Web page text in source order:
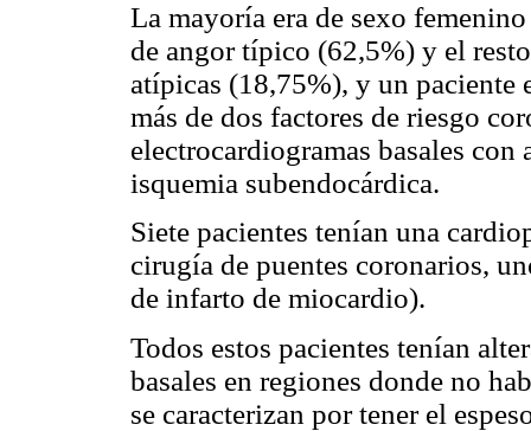
La mayoría era de sexo
de angor típico (62,5%) y el
atípicas (18,75%), y un paciente
más de dos factores de riesgo
electrocardiogramas basales
isquemia subendocárdica.
Siete pacientes tenían una
cirugía de puentes coronarios,
de infarto de miocardio).
Todos estos pacientes tenían
basales en regiones donde no
se caracterizan por tener el